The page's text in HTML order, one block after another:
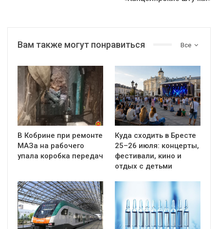
Все
Вам также могут понравиться
В Кобрине при ремонте
МАЗа на рабочего
упала коробка передач
Куда сходить в Бресте
25–26 июля: концерты,
фестивали, кино и
отдых с детьми